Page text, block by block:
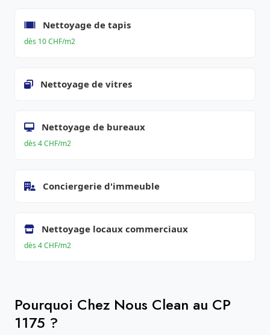
Nettoyage de tapis
dès 10 CHF/m2
Nettoyage de vitres
Nettoyage de bureaux
dès 4 CHF/m2
Conciergerie d'immeuble
Nettoyage locaux commerciaux
dès 4 CHF/m2
Pourquoi Chez Nous Clean au CP
1175 ?